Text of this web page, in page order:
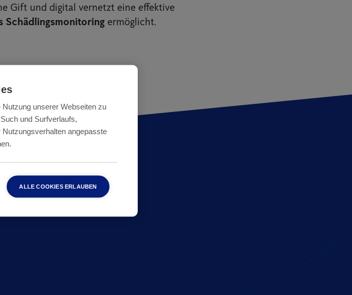
Gift und digital vernetzt eine effektive
Schädlingsmonitoring ermöglicht.
unserer Webseiten zu
und Surfverlaufs,
angepasste
ALLE COOKIES ERLAUBEN